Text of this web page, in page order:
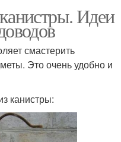
Идеи
смастерить
Это очень удобно и
канистры: